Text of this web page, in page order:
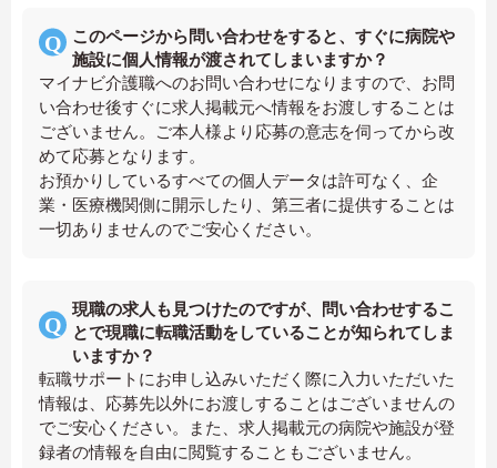
このページから問い合わせをすると、すぐに病院や
施設に個人情報が渡されてしまいますか？
マイナビ介護職へのお問い合わせになりますので、お問
い合わせ後すぐに求人掲載元へ情報をお渡しすることは
ございません。ご本人様より応募の意志を伺ってから改
めて応募となります。
お預かりしているすべての個人データは許可なく、企
業・医療機関側に開示したり、第三者に提供することは
一切ありませんのでご安心ください。
現職の求人も見つけたのですが、問い合わせするこ
とで現職に転職活動をしていることが知られてしま
いますか？
転職サポートにお申し込みいただく際に入力いただいた
情報は、応募先以外にお渡しすることはございませんの
でご安心ください。また、求人掲載元の病院や施設が登
録者の情報を自由に閲覧することもございません。